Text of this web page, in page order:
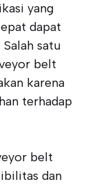
yang
dapat
satu
belt
karena
terhadap
belt
dan